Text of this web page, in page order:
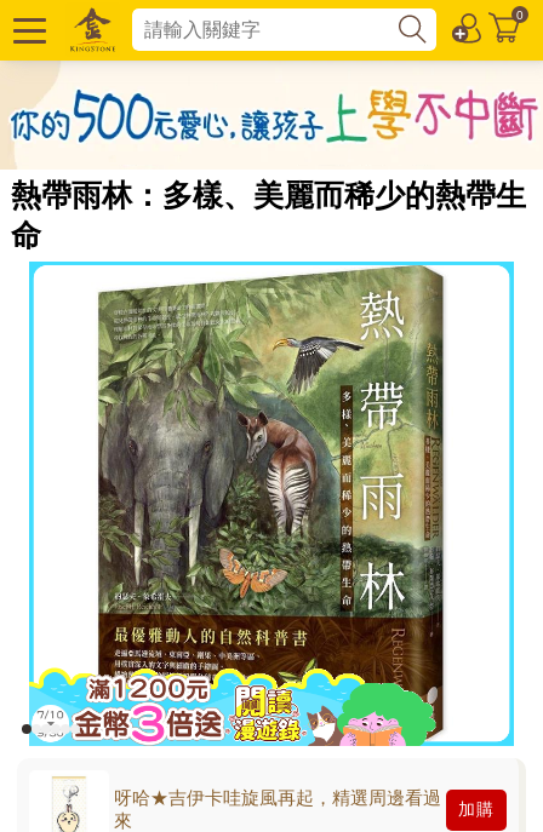
0
熱帶雨林：多樣、美麗而稀少的熱帶生
命
呀哈★吉伊卡哇旋風再起，精選周邊看過
來
加購